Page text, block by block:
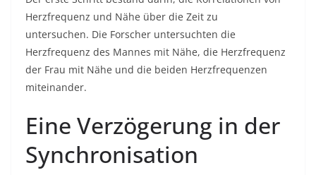
Herzfrequenz und Nähe über die Zeit zu
untersuchen. Die Forscher untersuchten die
Herzfrequenz des Mannes mit Nähe, die Herzfrequenz
der Frau mit Nähe und die beiden Herzfrequenzen
miteinander.
Eine Verzögerung in der
Synchronisation